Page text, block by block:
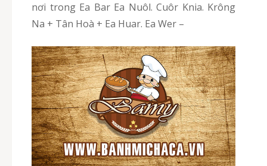
nơi trong Ea Bar Ea Nuôl. Cuôr Knia. Krông
Na + Tân Hoà + Ea Huar. Ea Wer –